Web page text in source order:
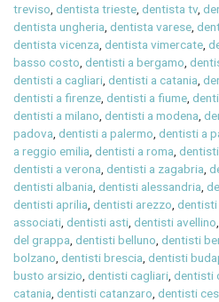
treviso,dentista trieste,dentista tv,
dentista ungheria,dentista varese,
dentista vicenza,dentista vimercate,
basso costo,dentisti a bergamo,
dentisti a cagliari,dentisti a catania,
dentisti a firenze,dentisti a fiume,
dentisti a milano,dentisti a modena,
padova,dentisti a palermo,dentisti a
a reggio emilia,dentisti a roma,
dentisti a verona,dentisti a zagabria,
dentisti albania,dentisti alessandria,
dentisti aprilia,dentisti arezzo,dentisti
associati,dentisti asti,dentisti avellino
del grappa,dentisti belluno,dentisti
bolzano,dentisti brescia,dentisti
busto arsizio,dentisti cagliari,dentisti
catania,dentisti catanzaro,dentisti